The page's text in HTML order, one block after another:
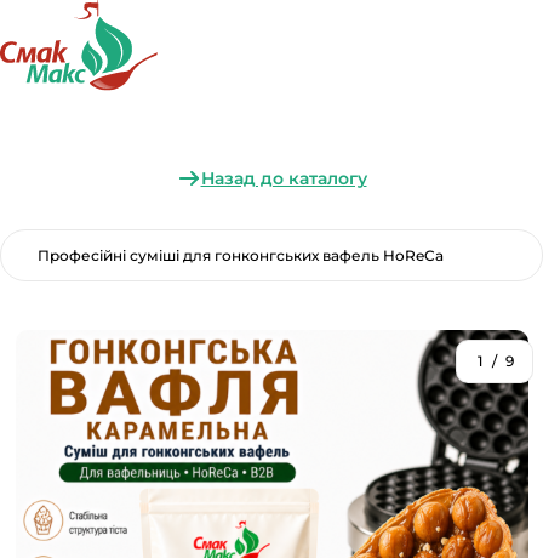
Назад до каталогу
Професійні суміші для гонконгських вафель HoReCa
1 / 9